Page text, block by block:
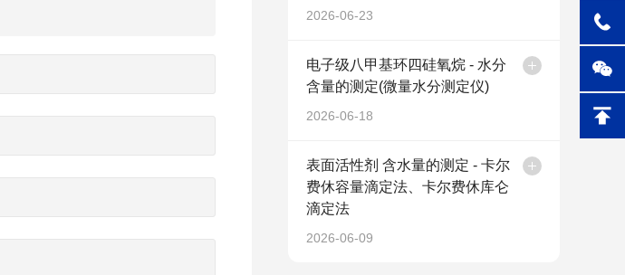
2026-06-23
电子级八甲基环四硅氧烷 - 水分
含量的测定(微量水分测定仪)
2026-06-18
表面活性剂 含水量的测定 - 卡尔
费休容量滴定法、卡尔费休库仑
滴定法
2026-06-09